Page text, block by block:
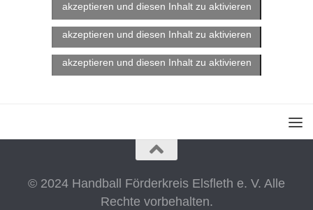
akzeptieren und diesen Inhalt zu aktivieren
Klicke hier, um Marketing-Cookies zu
akzeptieren und diesen Inhalt zu aktivieren
Klicke hier, um Marketing-Cookies zu
akzeptieren und diesen Inhalt zu aktivieren
© 2024 Handball Förderkreis Elsfleth e. V. Alle
Rechte vorbehalten.